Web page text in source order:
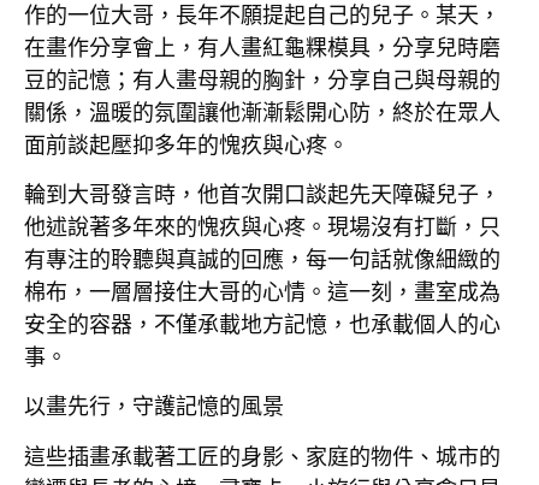
作的一位大哥，長年不願提起自己的兒子。某天，
在畫作分享會上，有人畫紅龜粿模具，分享兒時磨
豆的記憶；有人畫母親的胸針，分享自己與母親的
關係，溫暖的氛圍讓他漸漸鬆開心防，終於在眾人
面前談起壓抑多年的愧疚與心疼。
輪到大哥發言時，他首次開口談起先天障礙兒子，
他述說著多年來的愧疚與心疼。現場沒有打斷，只
有專注的聆聽與真誠的回應，每一句話就像細緻的
棉布，一層層接住大哥的心情。這一刻，畫室成為
安全的容器，不僅承載地方記憶，也承載個人的心
事。
以畫先行，守護記憶的風景
這些插畫承載著工匠的身影、家庭的物件、城市的